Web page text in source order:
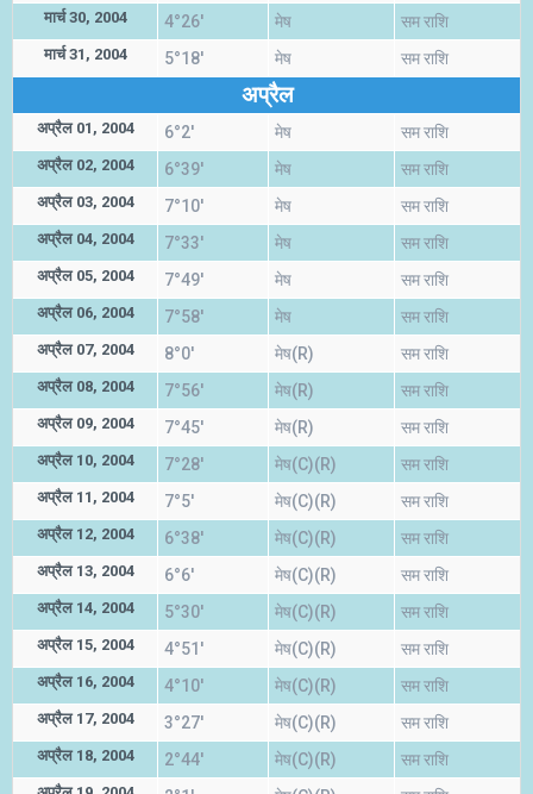
मार्च 30, 2004 4°26' मेष सम राशि
मार्च 31, 2004 5°18' मेष सम राशि
अप्रैल
अप्रैल 01, 2004 6°2' मेष सम राशि
अप्रैल 02, 2004 6°39' मेष सम राशि
अप्रैल 03, 2004 7°10' मेष सम राशि
अप्रैल 04, 2004 7°33' मेष सम राशि
अप्रैल 05, 2004 7°49' मेष सम राशि
अप्रैल 06, 2004 7°58' मेष सम राशि
अप्रैल 07, 2004 8°0' मेष(R) सम राशि
अप्रैल 08, 2004 7°56' मेष(R) सम राशि
अप्रैल 09, 2004 7°45' मेष(R) सम राशि
अप्रैल 10, 2004 7°28' मेष(C)(R) सम राशि
अप्रैल 11, 2004 7°5' मेष(C)(R) सम राशि
अप्रैल 12, 2004 6°38' मेष(C)(R) सम राशि
अप्रैल 13, 2004 6°6' मेष(C)(R) सम राशि
अप्रैल 14, 2004 5°30' मेष(C)(R) सम राशि
अप्रैल 15, 2004 4°51' मेष(C)(R) सम राशि
अप्रैल 16, 2004 4°10' मेष(C)(R) सम राशि
अप्रैल 17, 2004 3°27' मेष(C)(R) सम राशि
अप्रैल 18, 2004 2°44' मेष(C)(R) सम राशि